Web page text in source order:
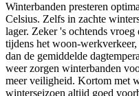
Winterbanden presteren
Celsius. Zelfs in zachte
lager. Zeker 's ochtends
tijdens het woon-
dan de gemiddelde
weer zorgen winterbanden
meer veiligheid. Kortom met
winterseizoen altijd goed